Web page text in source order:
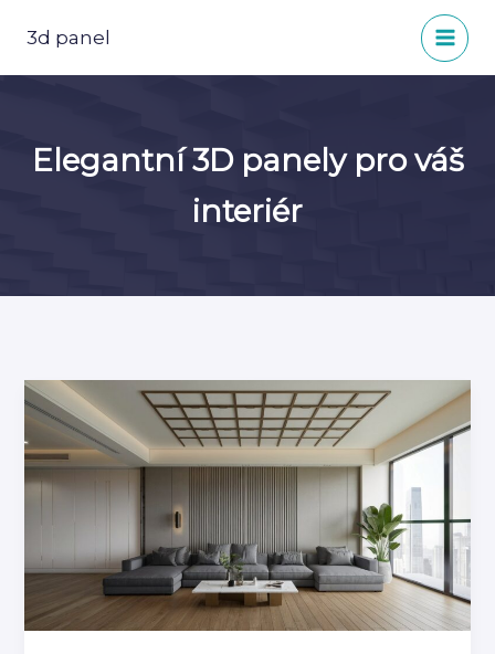
3d panel
Elegantní 3D panely pro váš
interiér